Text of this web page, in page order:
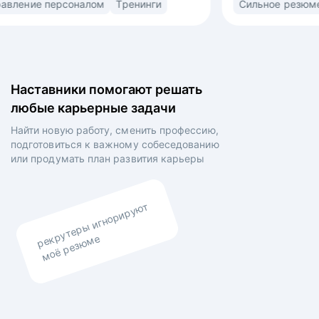
•
итогам
(market/product fit) в найме. Знаю ожидания
Выравниваю ваши личные цели и планы
работодателя.
Управление персоналом
Тренинги
Наставники помогают решать
любые карьерные задачи
Найти новую работу, сменить профессию,
подготовиться к важному собеседованию
или продумать план развития карьеры
рекрутеры игнорируют
моё резюме